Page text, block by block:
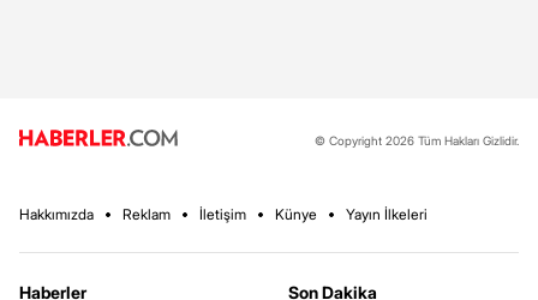
© Copyright 2026 Tüm Hakları Gizlidir.
Hakkımızda Reklam İletişim Künye Yayın İlkeleri
Haberler
Son Dakika